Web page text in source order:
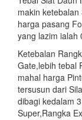
makin
harga pasang
yang lazim ialah
Ketebalan
Gate,lebih tebal
mahal harga
tersusun dari
dibagi kedalam
Super,Rangka